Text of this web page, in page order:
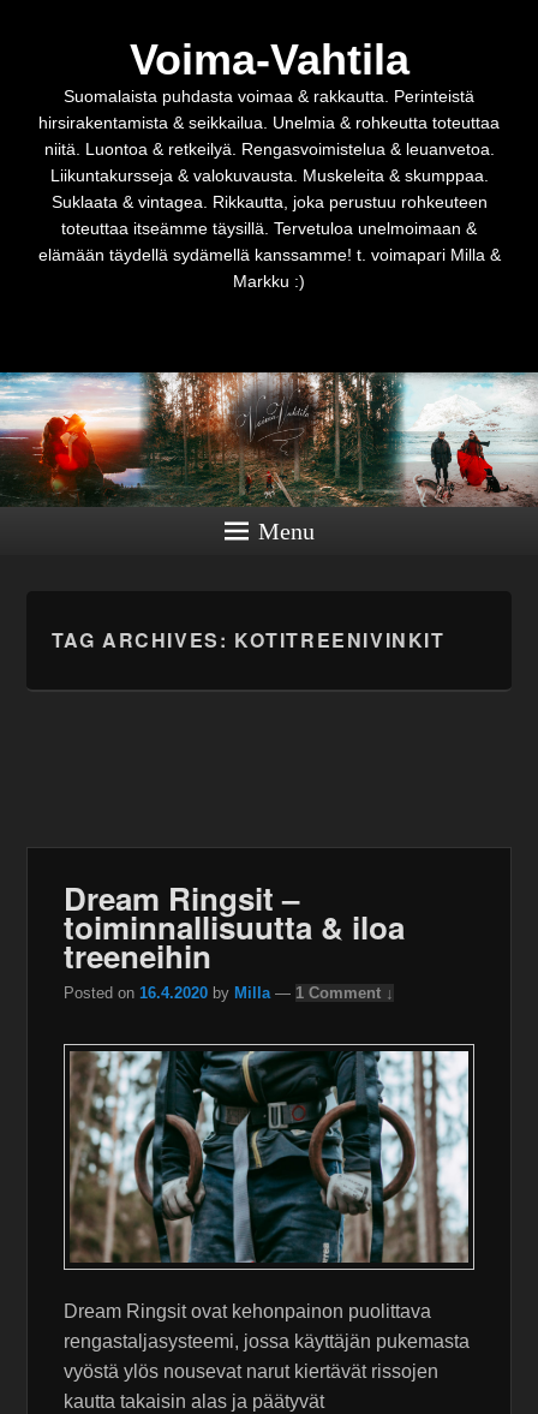
Voima-Vahtila
Suomalaista puhdasta voimaa & rakkautta. Perinteistä
hirsirakentamista & seikkailua. Unelmia & rohkeutta toteuttaa
niitä. Luontoa & retkeilyä. Rengasvoimistelua & leuanvetoa.
Liikuntakursseja & valokuvausta. Muskeleita & skumppaa.
Suklaata & vintagea. Rikkautta, joka perustuu rohkeuteen
toteuttaa itseämme täysillä. Tervetuloa unelmoimaan &
elämään täydellä sydämellä kanssamme! t. voimapari Milla &
Markku :)
Menu
TAG ARCHIVES: KOTITREENIVINKIT
Dream Ringsit –
toiminnallisuutta & iloa
treeneihin
Posted on 16.4.2020 by Milla — 1 Comment ↓
Dream Ringsit ovat kehonpainon puolittava
rengastaljasysteemi, jossa käyttäjän pukemasta
vyöstä ylös nousevat narut kiertävät rissojen
kautta takaisin alas ja päätyvät